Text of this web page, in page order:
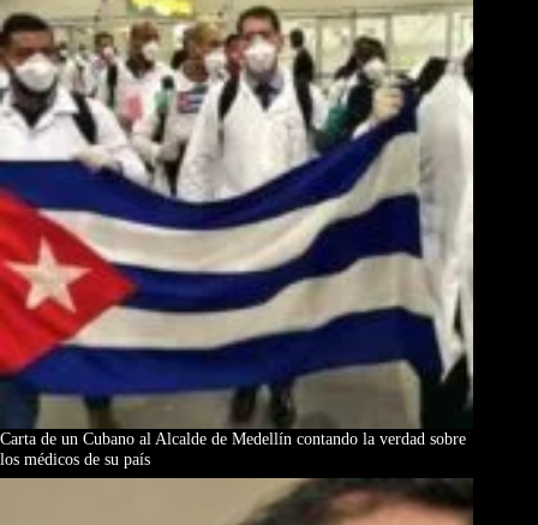
Carta de un Cubano al Alcalde de Medellín contando la verdad sobre
los médicos de su país